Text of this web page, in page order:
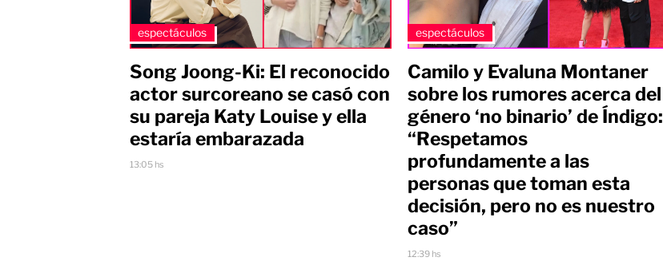
espectáculos
Song Joong-Ki: El reconocido
actor surcoreano se casó con
su pareja Katy Louise y ella
estaría embarazada
13:05 hs
espectáculos
Camilo y Evaluna Montaner
sobre los rumores acerca del
género ‘no binario’ de Índigo:
“Respetamos
profundamente a las
personas que toman esta
decisión, pero no es nuestro
caso”
12:39 hs